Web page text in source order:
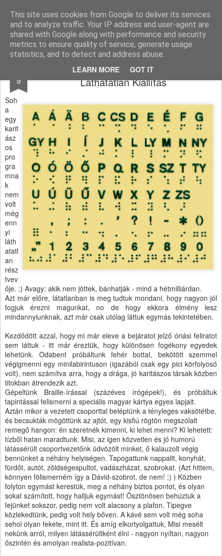
This site uses cookies from Google to deliver its services
and to analyze traffic. Your IP address and user-agent are
shared with Google along with performance and security
metrics to ensure quality of service, generate usage
statistics, and to detect and address abuse.
LEARN MORE GOT IT
Pálferi Karitász Abból a mindenkiben élő mély érzésből alakultunk meg, hogy másoknak segíteni és adni öröm. De együtt, közösségben még inkább.
Pages
9
Soha nem látott sikert hozott a
Láthatatlan Kiállítás
Soh
a
egy
karit
ász
os
pro
gra
mna
k
nem
volt
még
enn
yi
láth
atatl
an
rész
tvev
ője. ;) Avagy: akik nem jöttek, bánhatják - mind a hétmilliárdan.
Azt már előre, látatlanban is meg tudtuk mondani, hogy nagyon jól
fogjuk érezni magunkat, no de hogy ekkora élmény lesz
mindannyiunknak, azt már csak utólag láttuk egymás tekintetében.
Kezdődött azzal, hogy mi már eleve a bejáratot jelző óriási feliratot
sem láttuk - itt már éreztük, hogy különösen fogékony egyedek
lehetünk. Odabent próbáltunk fehér bottal, bekötött szemmel
végigmenni egy minilabirintuson (igazából csak egy pici körfolyosó
volt), nem számítva arra, hogy a drága, jó karitászos társak közben
titokban átrendezik azt.
Gépeltünk Braille-írással (százéves írógépek!), és próbáltuk
tapintással felismerni a speciális magyar kártya egyes lapjait.
Aztán mikor a vezetett csoporttal beléptünk a tényleges vaksötétbe,
és becsukták mögöttünk az ajtót, egy kisfiú rögtön megszólalt
remegő hangon: én szeretnék kimenni, ki lehet menni? Ki lehetett:
tízből hatan maradtunk. Misi, az igen közvetlen és jó humorú
látássérült csoportvezetőnk üdvözölt minket, ő kalauzolt végig
bennünket a néhány helyiségen. Tapogattunk nappalit, konyhát,
fürdőt, autót, zöldségespultot, vadászházat, szobrokat. (Azt hittem,
könnyen fölismerném így a Dávid-szobrot, de nem! ;) ) Közben
folyton egymást kerestük, meg a néhány biztos pontot, és olyan
sokat számított, hogy halljuk egymást! Ösztönösen behúztuk a
fejünket sokszor, pedig nem volt alacsony a plafon. Tipegve
közlekedtünk, pedig volt hely bőven. A kávé sem volt még soha
sehol olyan fekete, mint itt. És amíg elkortyolgattuk, Misi mesélt
nekünk arról, milyen látássérültként élni - nagyon nyíltan, nagyon
őszintén és amolyan realista-pozitívan.